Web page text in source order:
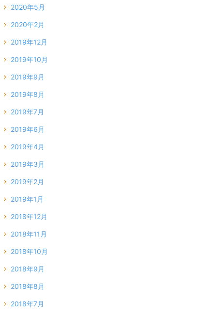
2020年5月
2020年2月
2019年12月
2019年10月
2019年9月
2019年8月
2019年7月
2019年6月
2019年4月
2019年3月
2019年2月
2019年1月
2018年12月
2018年11月
2018年10月
2018年9月
2018年8月
2018年7月